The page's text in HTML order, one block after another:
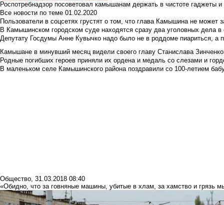
Роспотребнадзор посоветовал камышанам держать в чистоте гаджеты
Все новости по теме 01.02.2020
Пользователи в соцсетях грустят о том, что глава Камышина не может
В Камышинском городском суде находятся сразу два уголовных дела
Депутату Госдумы Анне Кувычко надо было не в роддоме пиариться, а
Камышане в минувший месяц видели своего главу Станислава Зинченко
Родные погибших героев приняли их ордена и медаль со слезами и
В маленьком селе Камышинского района поздравили со 100-летием
Общество, 31.03.2018 08:40
«Обидно, что за говняные машины, убитые в хлам, за хамство и грязь